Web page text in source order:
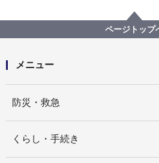
建築関連手続・法令・許認可
建築に関する条例・規則等
横浜市建築基準条例第４条第
ページトップ
メニュー
防災・救急
くらし・手続き